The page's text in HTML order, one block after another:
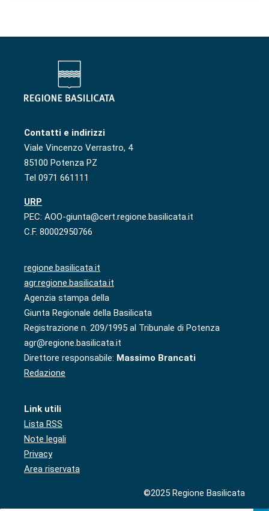
Contatti e indirizzi
Viale Vincenzo Verrastro, 4
85100 Potenza PZ
Tel 0971 661111
URP
PEC: AOO-giunta@cert.regione.basilicata.it
C.F. 80002950766
regione.basilicata.it
agr.regione.basilicata.it
Agenzia stampa della
Giunta Regionale della Basilicata
Registrazione n. 209/1995 al Tribunale di Potenza
agr@regione.basilicata.it
Direttore responsabile: Massimo Brancati
Redazione
Link utili
Lista RSS
Note legali
Privacy
Area riservata
©2025 Regione Basilicata